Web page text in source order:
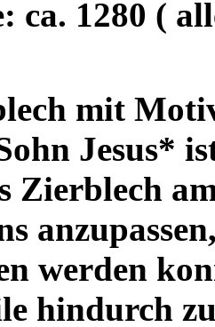
ca. 1280 (
mit
Jesus*
Zierblech
werden
hindurch